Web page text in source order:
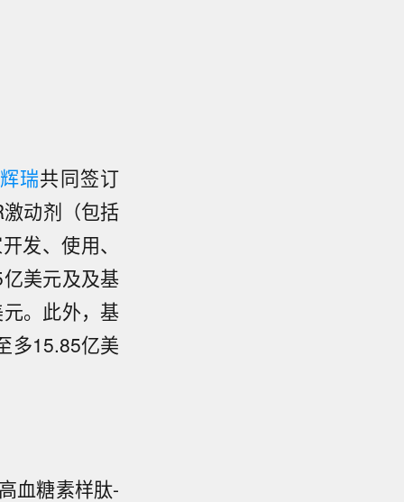
辉瑞共同签订
动剂（包括
发、使用、
美元及及基
。此外，基
多15.85亿美
血糖素样肽-